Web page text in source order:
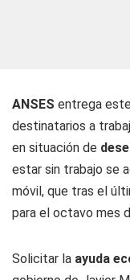
ANSES entrega este
destinatarios a
en situación de
estar sin trabajo se
móvil, que tras el
para el octavo mes
Solicitar la ayuda